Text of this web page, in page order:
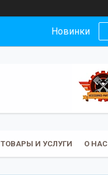
Новинки
ТОВАРЫ И УСЛУГИ О НАС